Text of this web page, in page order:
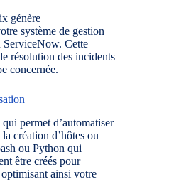
génère
système de gestion
ServiceNow. Cette
résolution des incidents
concernée.
permet d’automatiser
création d’hôtes ou
ou Python qui
être créés pour
ainsi votre